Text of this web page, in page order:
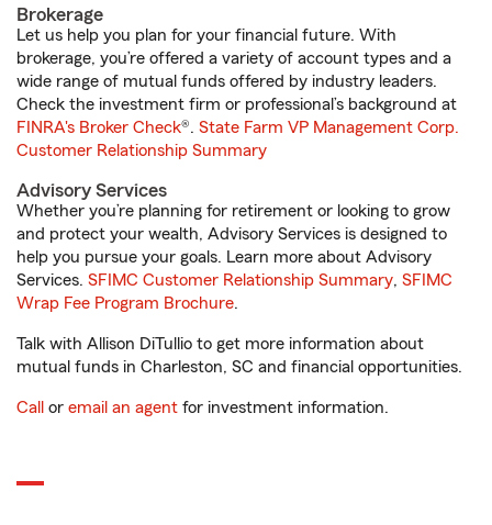
Brokerage
Let us help you plan for your financial future. With
brokerage, you’re offered a variety of account types and a
wide range of mutual funds offered by industry leaders.
Check the investment firm or professional’s background at
FINRA's Broker Check®. State Farm VP Management Corp.
Customer Relationship Summary
Advisory Services
Whether you’re planning for retirement or looking to grow
and protect your wealth, Advisory Services is designed to
help you pursue your goals. Learn more about Advisory
Services. SFIMC Customer Relationship Summary, SFIMC
Wrap Fee Program Brochure.
Talk with Allison DiTullio to get more information about
mutual funds in Charleston, SC and financial opportunities.
Call or email an agent for investment information.